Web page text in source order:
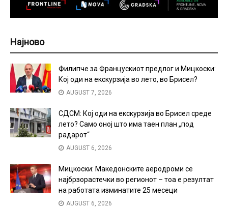
Најново
Филипче за Францускиот предлог и Мицкоски:
Кој оди на екскурзија во лето, во Брисел?
AUGUST 7, 2026
СДСМ: Кој оди на екскурзија во Брисел среде
лето? Само оној што има таен план „под
радарот“
AUGUST 6, 2026
Мицкоски: Македонските аеродроми се
најбрзорастечки во регионот – тоа е резултат
на работата изминатите 25 месеци
AUGUST 6, 2026